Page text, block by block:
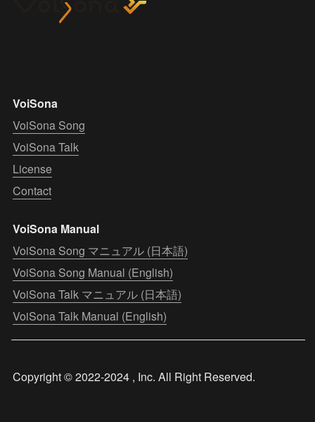
VoiSona
VoiSona Song
VoiSona Talk
License
Contact
VoiSona Manual
VoiSona Song マニュアル (日本語)
VoiSona Song Manual (English)
VoiSona Talk マニュアル (日本語)
VoiSona Talk Manual (English)
Copyright © 2022-2024 , Inc. All Right Reserved.